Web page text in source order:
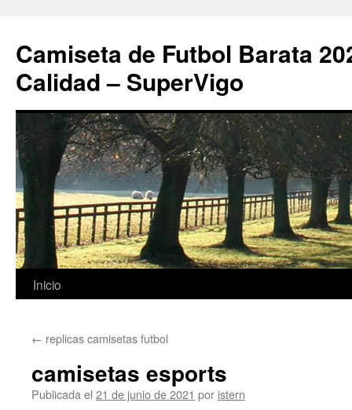
Camiseta de Futbol Barata
Calidad – SuperVigo
Saltar
contenido
Inicio
← replicas camisetas futbol
camisetas esports
Publicada el 21 de junio de 2021 por istern